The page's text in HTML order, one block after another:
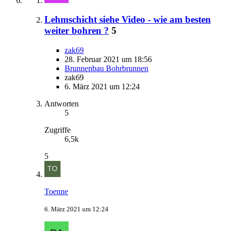
Lehmschicht siehe Video - wie am besten
weiter bohren ? 5
zak69
28. Februar 2021 um 18:56
Brunnenbau Bohrbrunnen
zak69
6. März 2021 um 12:24
Antworten
5
Zugriffe
6,5k
5
Toenne
6. März 2021 um 12:24